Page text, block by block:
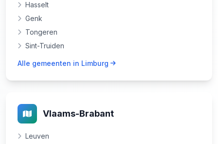
Hasselt
Genk
Tongeren
Sint-Truiden
Alle gemeenten in Limburg
Vlaams-Brabant
Leuven